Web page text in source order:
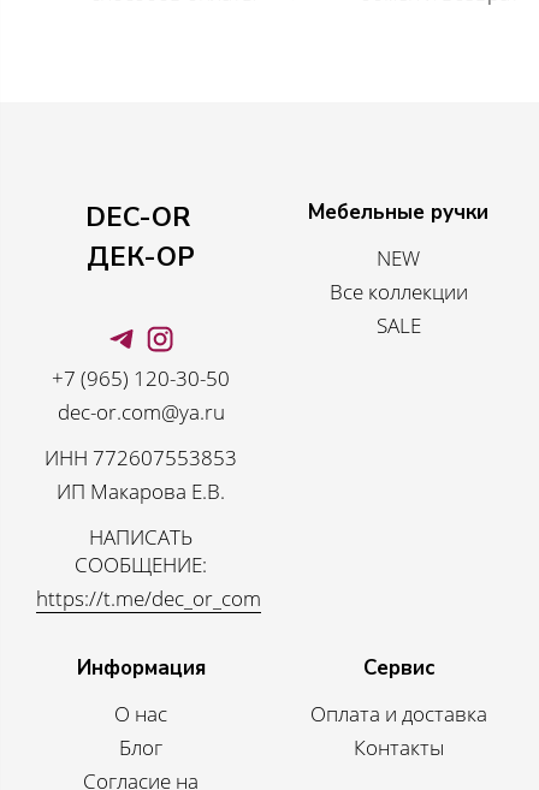
DEC-OR
ДЕК-ОР
+7 (965) 120-30-50
dec-or.com@ya.ru
ИНН 772607553853
ИП Макарова Е.В.
НАПИСАТЬ
СООБЩЕНИЕ:
https://t.me/dec_or_com
Мебельные ручки
NEW
Все коллекции
SALE
Информация
О нас
Блог
Согласие на
Сервис
Оплата и доставка
Контакты